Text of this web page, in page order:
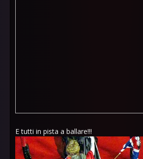
E tutti in pista a ballare!!!